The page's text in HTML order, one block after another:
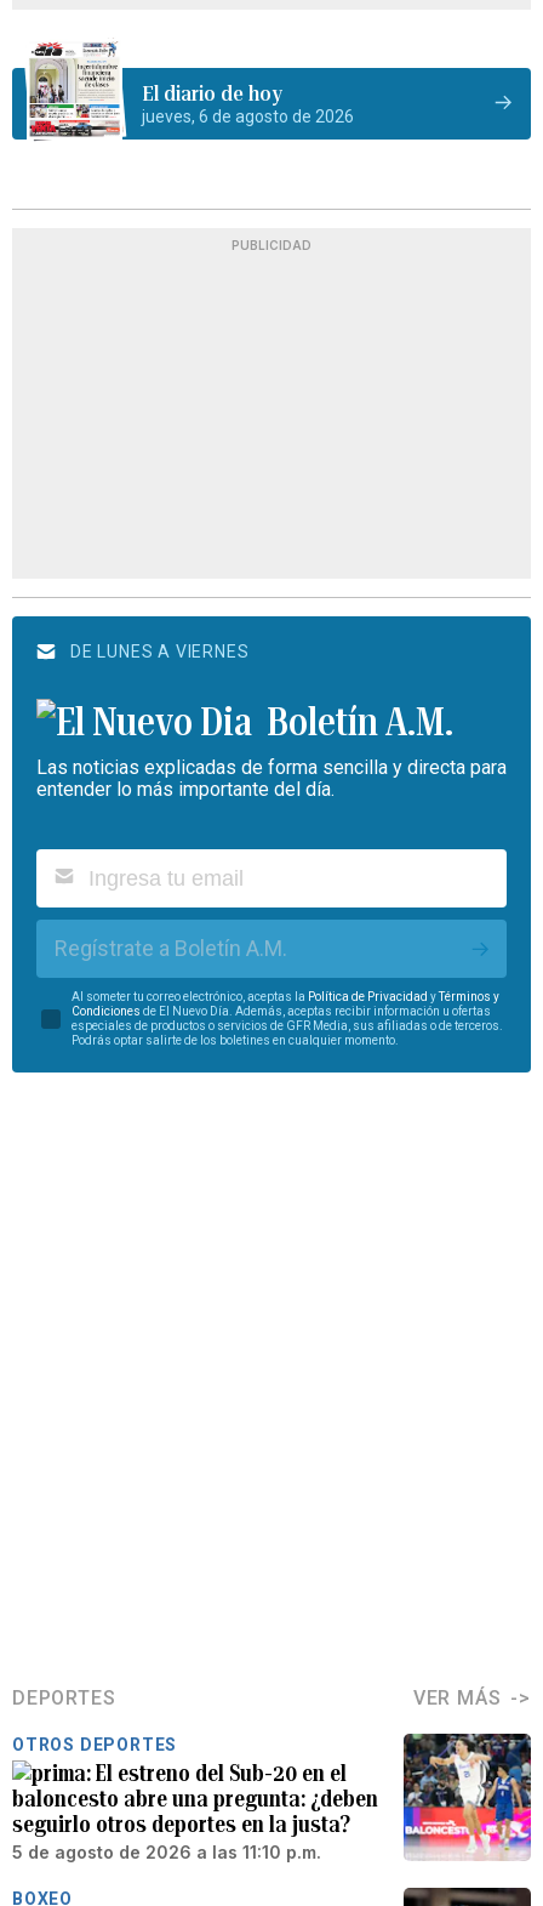
El diario de hoy
jueves, 6 de agosto de 2026
PUBLICIDAD
DE LUNES A VIERNES
Boletín A.M.
Las noticias explicadas de forma sencilla y directa para
entender lo más importante del día.
Regístrate a Boletín A.M.
Al someter tu correo electrónico, aceptas la Política de Privacidad y
Términos y
Condiciones de El Nuevo Día. Además, aceptas recibir información u ofertas
especiales de productos o servicios de GFR Media, sus afiliadas o de terceros.
Podrás optar salirte de los boletines en cualquier momento.
DEPORTES VER MÁS
OTROS DEPORTES
El estreno del Sub-20 en el
baloncesto abre una pregunta: ¿deben
seguirlo otros deportes en la justa?
5 de agosto de 2026 a las 11:10 p.m.
BOXEO